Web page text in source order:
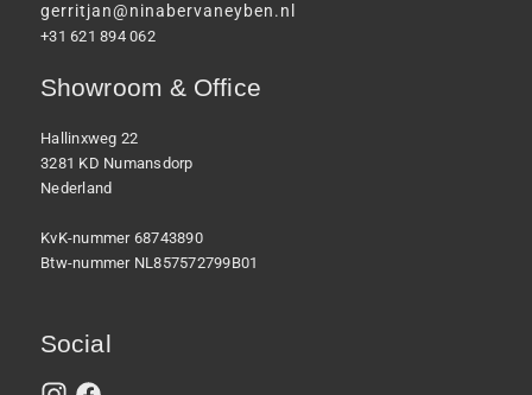
gerritjan@ninabervaneyben.nl
+31 621 894 062
Showroom & Office
Hallinxweg 22
3281 KD Numansdorp
Nederland
KvK-nummer 68743890
Btw-nummer NL857572799B01
Social